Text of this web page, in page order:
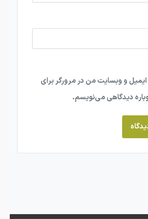
ایمیل و وبسایت من در مرورگر برای
دیدگاهی می‌نویسم.